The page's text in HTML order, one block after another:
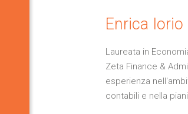
Enrica Iorio
Laureata in
Zeta Finance &
esperienza
contabili e nella